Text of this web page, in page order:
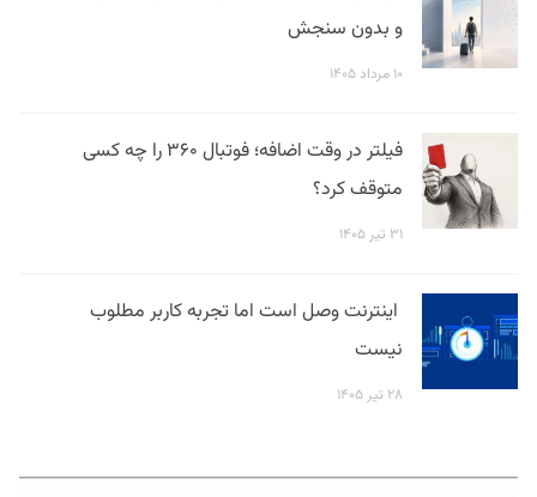
و بدون سنجش
۱۰ مرداد ۱۴۰۵
فیلتر در وقت اضافه؛ فوتبال ۳۶۰ را چه کسی
متوقف کرد؟
۳۱ تیر ۱۴۰۵
اینترنت وصل است اما تجربه کاربر مطلوب
نیست
۲۸ تیر ۱۴۰۵